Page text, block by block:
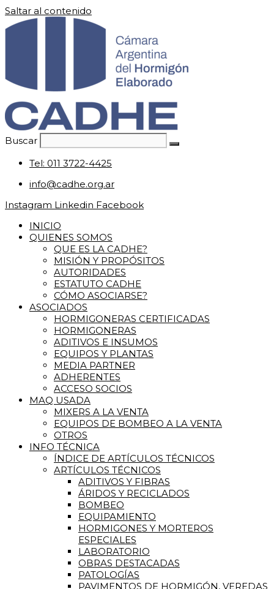
Saltar al contenido
Buscar
Tel: 011 3722-4425
info@cadhe.org.ar
Instagram Linkedin Facebook
INICIO
QUIENES SOMOS
QUE ES LA CADHE?
MISIÓN Y PROPÓSITOS
AUTORIDADES
ESTATUTO CADHE
CÓMO ASOCIARSE?
ASOCIADOS
HORMIGONERAS CERTIFICADAS
HORMIGONERAS
ADITIVOS E INSUMOS
EQUIPOS Y PLANTAS
MEDIA PARTNER
ADHERENTES
ACCESO SOCIOS
MAQ USADA
MIXERS A LA VENTA
EQUIPOS DE BOMBEO A LA VENTA
OTROS
INFO TÉCNICA
ÍNDICE DE ARTÍCULOS TÉCNICOS
ARTÍCULOS TÉCNICOS
ADITIVOS Y FIBRAS
ÁRIDOS Y RECICLADOS
BOMBEO
EQUIPAMIENTO
HORMIGONES Y MORTEROS
ESPECIALES
LABORATORIO
OBRAS DESTACADAS
PATOLOGÍAS
PAVIMENTOS DE HORMIGÓN, VEREDAS